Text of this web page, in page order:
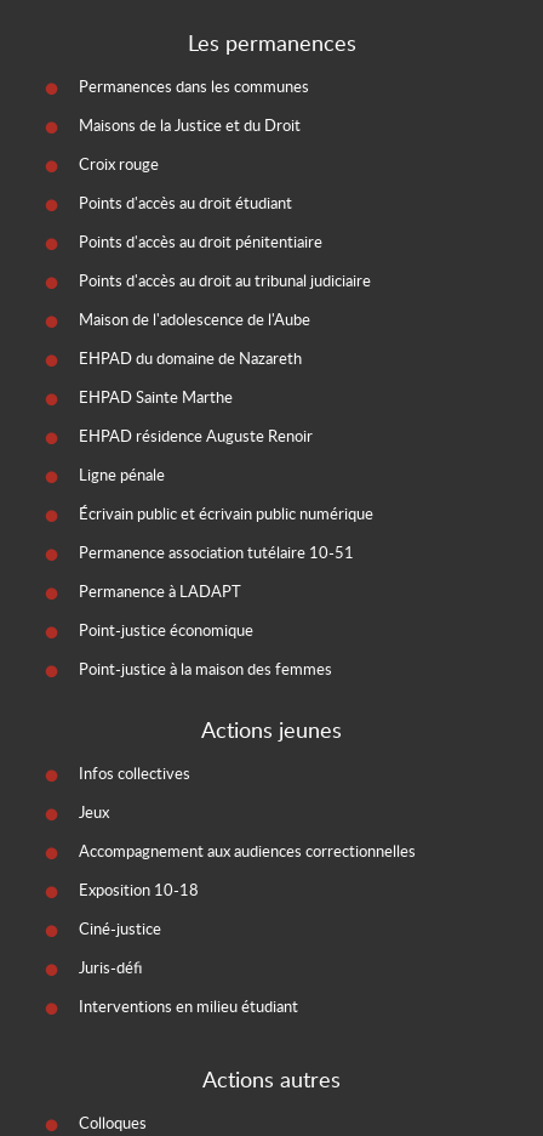
Les permanences
Permanences dans les communes
Maisons de la Justice et du Droit
Croix rouge
Points d'accès au droit étudiant
Points d'accès au droit pénitentiaire
Points d'accès au droit au tribunal judiciaire
Maison de l'adolescence de l'Aube
EHPAD du domaine de Nazareth
EHPAD Sainte Marthe
EHPAD résidence Auguste Renoir
Ligne pénale
Écrivain public et écrivain public numérique
Permanence association tutélaire 10-51
Permanence à LADAPT
Point-justice économique
Point-justice à la maison des femmes
Actions jeunes
Infos collectives
Jeux
Accompagnement aux audiences correctionnelles
Exposition 10-18
Ciné-justice
Juris-défi
Interventions en milieu étudiant
Actions autres
Colloques